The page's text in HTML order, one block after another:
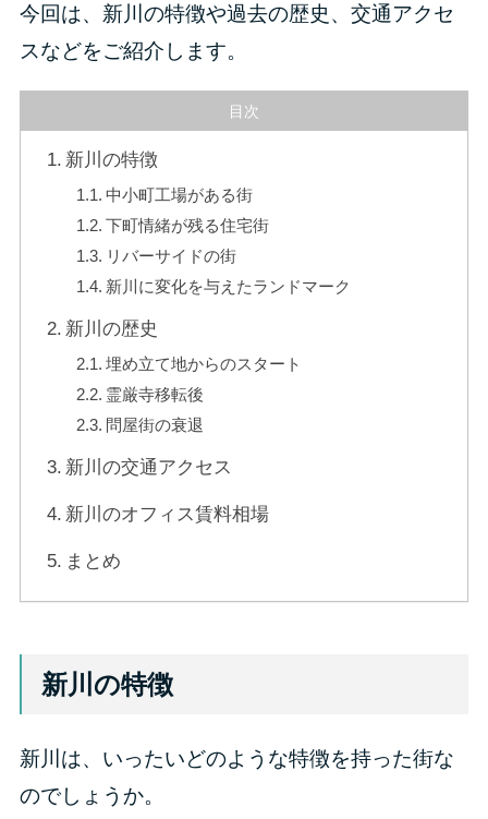
今回は、新川の特徴や過去の歴史、交通アクセ
スなどをご紹介します。
目次
新川の特徴
中小町工場がある街
下町情緒が残る住宅街
リバーサイドの街
新川に変化を与えたランドマーク
新川の歴史
埋め立て地からのスタート
霊厳寺移転後
問屋街の衰退
新川の交通アクセス
新川のオフィス賃料相場
まとめ
新川の特徴
新川は、いったいどのような特徴を持った街な
のでしょうか。